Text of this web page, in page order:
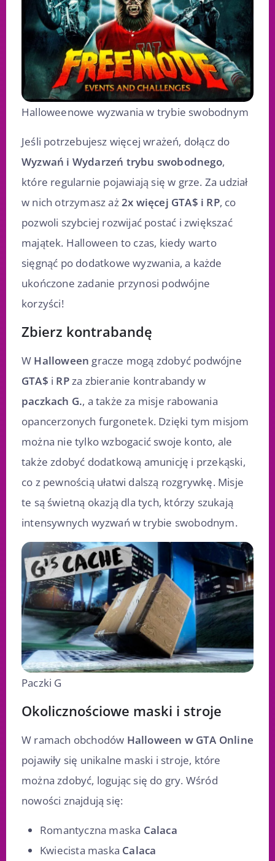
Halloweenowe wyzwania w trybie swobodnym
Jeśli potrzebujesz więcej wrażeń, dołącz do
Wyzwań i Wydarzeń trybu swobodnego,
które regularnie pojawiają się w grze. Za udział
w nich otrzymasz aż2x więcej GTA$ i RP, co
pozwoli szybciej rozwijać postać i zwiększać
majątek. Halloween to czas, kiedy warto
sięgnąć po dodatkowe wyzwania, a każde
ukończone zadanie przynosi podwójne
korzyści!
Zbierz kontrabandę
W Halloween gracze mogą zdobyć podwójne
GTA$ i RPza zbieranie kontrabandy w
paczkach G., a także za misje rabowania
opancerzonych furgonetek. Dzięki tym misjom
można nie tylko wzbogacić swoje konto, ale
także zdobyć dodatkową amunicję i przekąski,
co z pewnością ułatwi dalszą rozgrywkę. Misje
te są świetną okazją dla tych, którzy szukają
intensywnych wyzwań w trybie swobodnym.
Paczki G
Okolicznościowe maski i stroje
W ramach obchodów Halloween w GTA Online
pojawiły się unikalne maski i stroje, które
można zdobyć, logując się do gry. Wśród
nowości znajdują się:
Romantyczna maska Calaca
Kwiecista maska Calaca